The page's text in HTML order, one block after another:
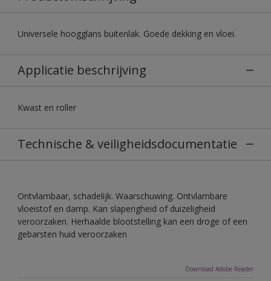
Universele hoogglans buitenlak. Goede dekking en vloei.
Applicatie beschrijving
Kwast en roller
Technische & veiligheidsdocumentatie
Ontvlambaar, schadelijk. Waarschuwing. Ontvlambare
vloeistof en damp. Kan slaperigheid of duizeligheid
veroorzaken. Herhaalde blootstelling kan een droge of een
gebarsten huid veroorzaken
Download Adobe Reader